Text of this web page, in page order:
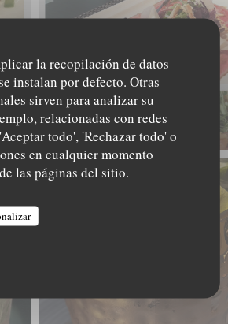
la recopilación de datos
instalan por defecto. Otras
sirven para analizar su
relacionadas con redes
todo', 'Rechazar todo' o
en cualquier momento
las páginas del sitio.